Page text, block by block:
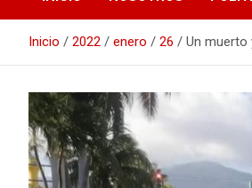
Inicio 2022 enero 26 Un muerto